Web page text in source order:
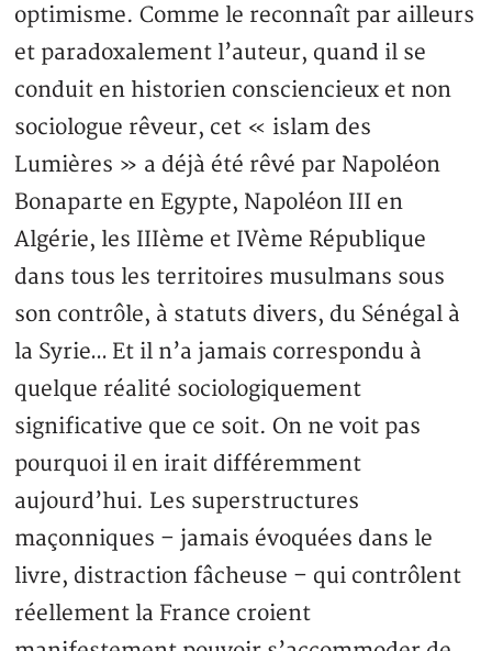
optimisme. Comme le reconnaît par ailleurs
et paradoxalement l’auteur, quand il se
conduit en historien consciencieux et non
sociologue rêveur, cet « islam des
Lumières » a déjà été rêvé par Napoléon
Bonaparte en Egypte, Napoléon III en
Algérie, les IIIème et IVème République
dans tous les territoires musulmans sous
son contrôle, à statuts divers, du Sénégal à
la Syrie… Et il n’a jamais correspondu à
quelque réalité sociologiquement
significative que ce soit. On ne voit pas
pourquoi il en irait différemment
aujourd’hui. Les superstructures
maçonniques – jamais évoquées dans le
livre, distraction fâcheuse – qui contrôlent
réellement la France croient